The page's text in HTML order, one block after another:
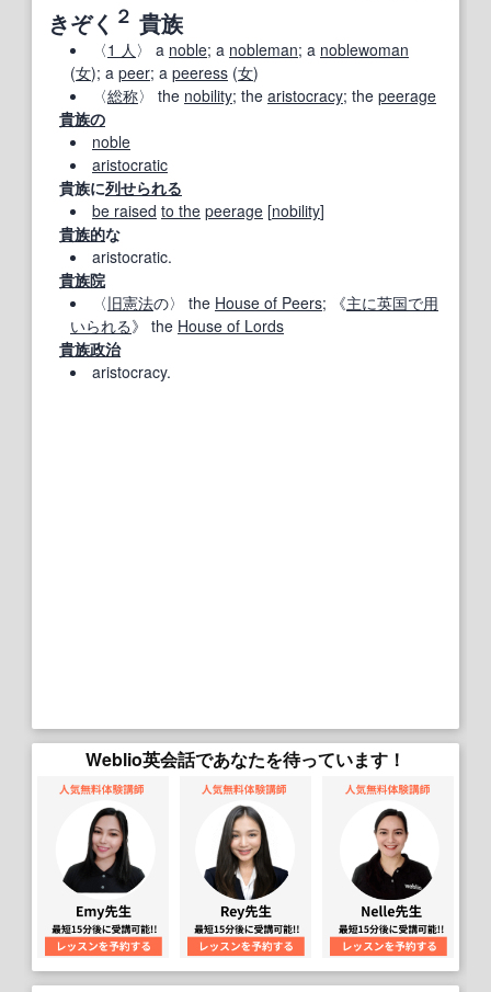
きぞく ２ 貴族
〈1 人 〉 a noble; a nobleman; a noblewoman
(女); a peer; a peeress (女)
〈総称〉 the nobility; the aristocracy; the peerage
貴族の
noble
aristocratic
貴族に列せられる
be raised to the peerage [nobility]
貴族的な
aristocratic.
貴族院
〈旧憲法の〉 the House of Peers; 《主に英国で用
いられる》 the House of Lords
貴族政治
aristocracy.
Weblio英会話であなたを待っています！